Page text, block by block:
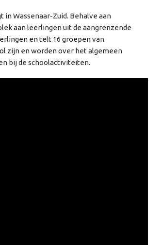
in Wassenaar-Zuid. Behalve aan
aan leerlingen uit de aangrenzende
en telt 16 groepen van
zijn en worden over het algemeen
bij de schoolactiviteiten.